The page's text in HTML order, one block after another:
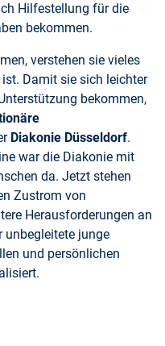
Hilfestellung für die
bekommen.
verstehen sie vieles
Damit sie sich leichter
bekommen,
Diakonie Düsseldorf.
war die Diakonie mit
da. Jetzt stehen
Zustrom von
Herausforderungen an
unbegleitete junge
und persönlichen